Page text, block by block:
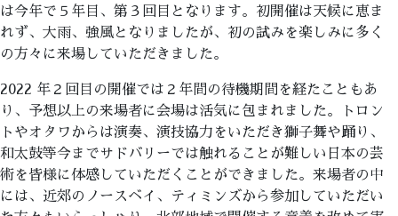
は今年で５年目、第３回目となります。初開催は天候に恵ま
れず、大雨、強風となりましたが、初の試みを楽しみに多く
の方々に来場していただきました。
2022 年２回目の開催では２年間の待機期間を経たこともあ
り、予想以上の来場者に会場は活気に包まれました。トロン
トやオタワからは演奏、演技協力をいただき獅子舞や踊り、
和太鼓等今までサドバリーでは触れることが難しい日本の芸
術を皆様に体感していただくことができました。来場者の中
には、近郊のノースベイ、ティミンズから参加していただい